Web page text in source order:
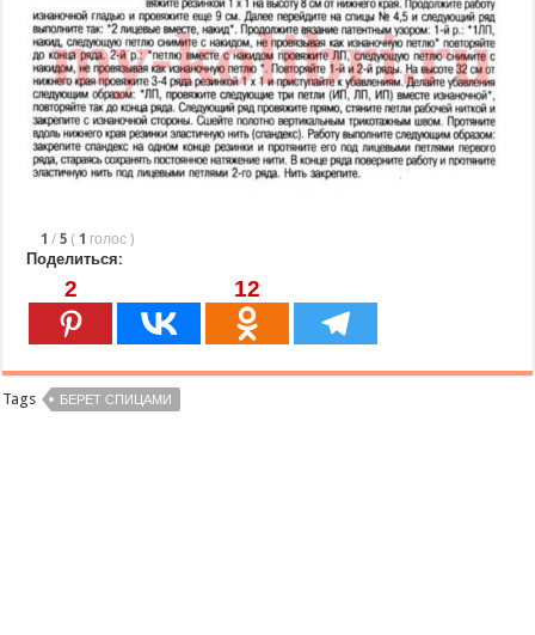
1 / 5 ( 1 голос)
Поделиться:
2 12
Tags БЕРЕТ СПИЦАМИ